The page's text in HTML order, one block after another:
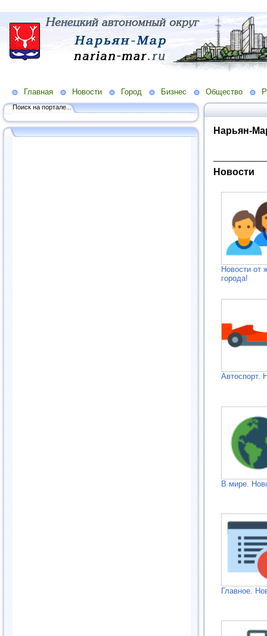
Главная Новости Город Бизнес Общество
Поиск на портале...
Нарьян-
Новости
Новости от
города!
Автоспорт.
В мире.
Главное.